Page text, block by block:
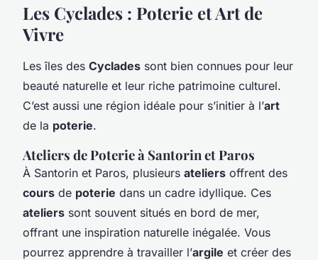
Les Cyclades : Poterie et Art de
Vivre
Les îles des Cyclades sont bien connues pour leur
beauté naturelle et leur riche patrimoine culturel.
C’est aussi une région idéale pour s’initier à l’art
de la poterie.
Ateliers de Poterie à Santorin et Paros
À Santorin et Paros, plusieurs ateliers offrent des
cours de poterie dans un cadre idyllique. Ces
ateliers sont souvent situés en bord de mer,
offrant une inspiration naturelle inégalée. Vous
pourrez apprendre à travailler l’argile et créer des